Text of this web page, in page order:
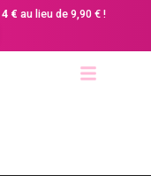
4 € au lieu de 9,90 € !